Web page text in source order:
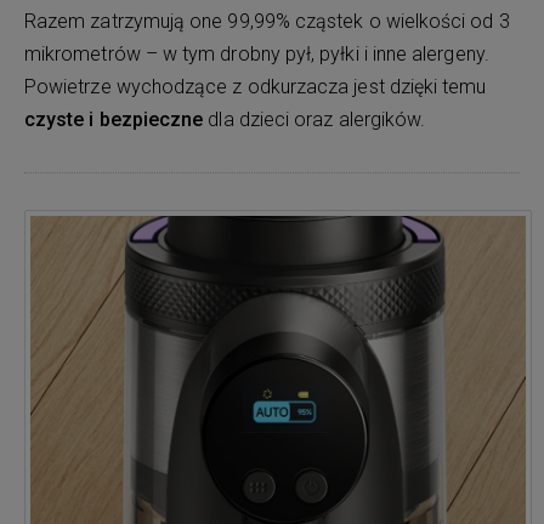
Razem zatrzymują one 99,99% cząstek o wielkości od 3
mikrometrów – w tym drobny pył, pyłki i inne alergeny.
Powietrze wychodzące z odkurzacza jest dzięki temu
czyste i bezpieczne dla dzieci oraz alergików.